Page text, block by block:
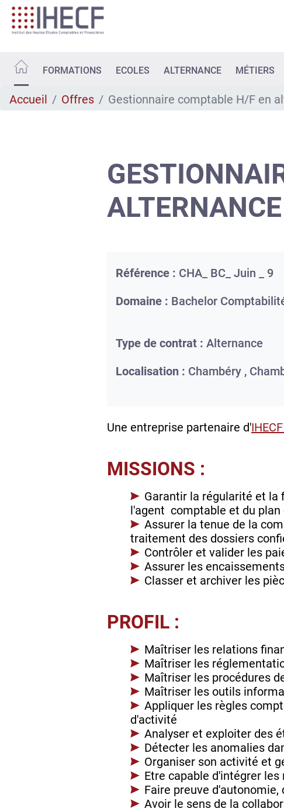
Aller
contenu
FORMATIONS ECOLES ALTERNANCE MÉTIERS
Accueil Offres Gestionnaire comptable H/F en
ALTERNANCE
Référence : CHA_ BC_ Juin _ 9
Domaine : Bachelor
Type de contrat : Alternance
Localisation : Chambéry ,
Une entreprise partenaire d'
MISSIONS :
Garantir la régularité et la
l'agent comptable et du
Assurer la tenue de la
traitement des dossiers
Contrôler et valider les
Assurer les
Classer et archiver les
PROFIL :
Maîtriser les relations
Maîtriser les
Maîtriser les procédures
Maîtriser les outils
Appliquer les règles
d'activité
Analyser et exploiter des
Détecter les anomalies
Organiser son activité et
Etre capable d'intégrer
Faire preuve
Avoir le sens de la